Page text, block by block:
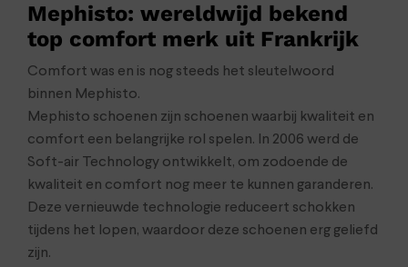
Mephisto: wereldwijd bekend
top comfort merk uit Frankrijk
Comfort was en is nog steeds het sleutelwoord
binnen Mephisto.
Mephisto schoenen zijn schoenen waarbij kwaliteit en
comfort een belangrijke rol spelen. In 2006 werd de
Soft-air Technology ontwikkelt, om zodoende de
kwaliteit en comfort nog meer te kunnen garanderen.
Deze vernieuwde technologie reduceert schokken
tijdens het lopen, waardoor deze schoenen erg geliefd
zijn.